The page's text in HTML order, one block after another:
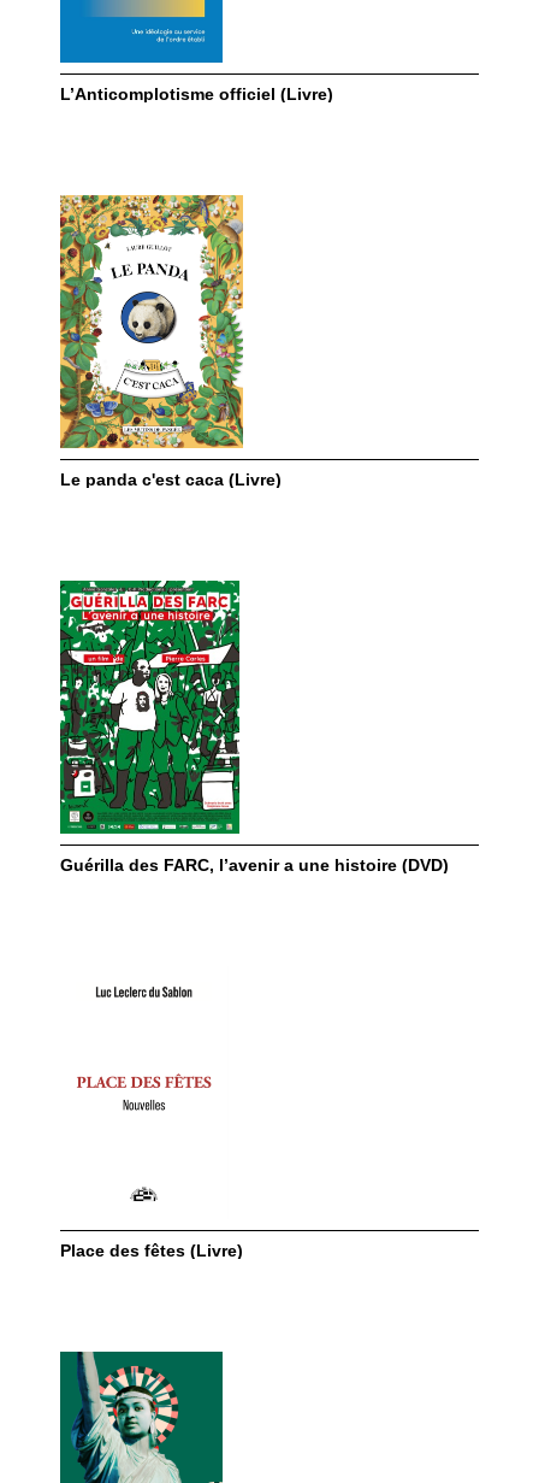
L’Anticomplotisme officiel (Livre)
Le panda c'est caca (Livre)
Guérilla des FARC, l’avenir a une histoire (DVD)
Place des fêtes (Livre)